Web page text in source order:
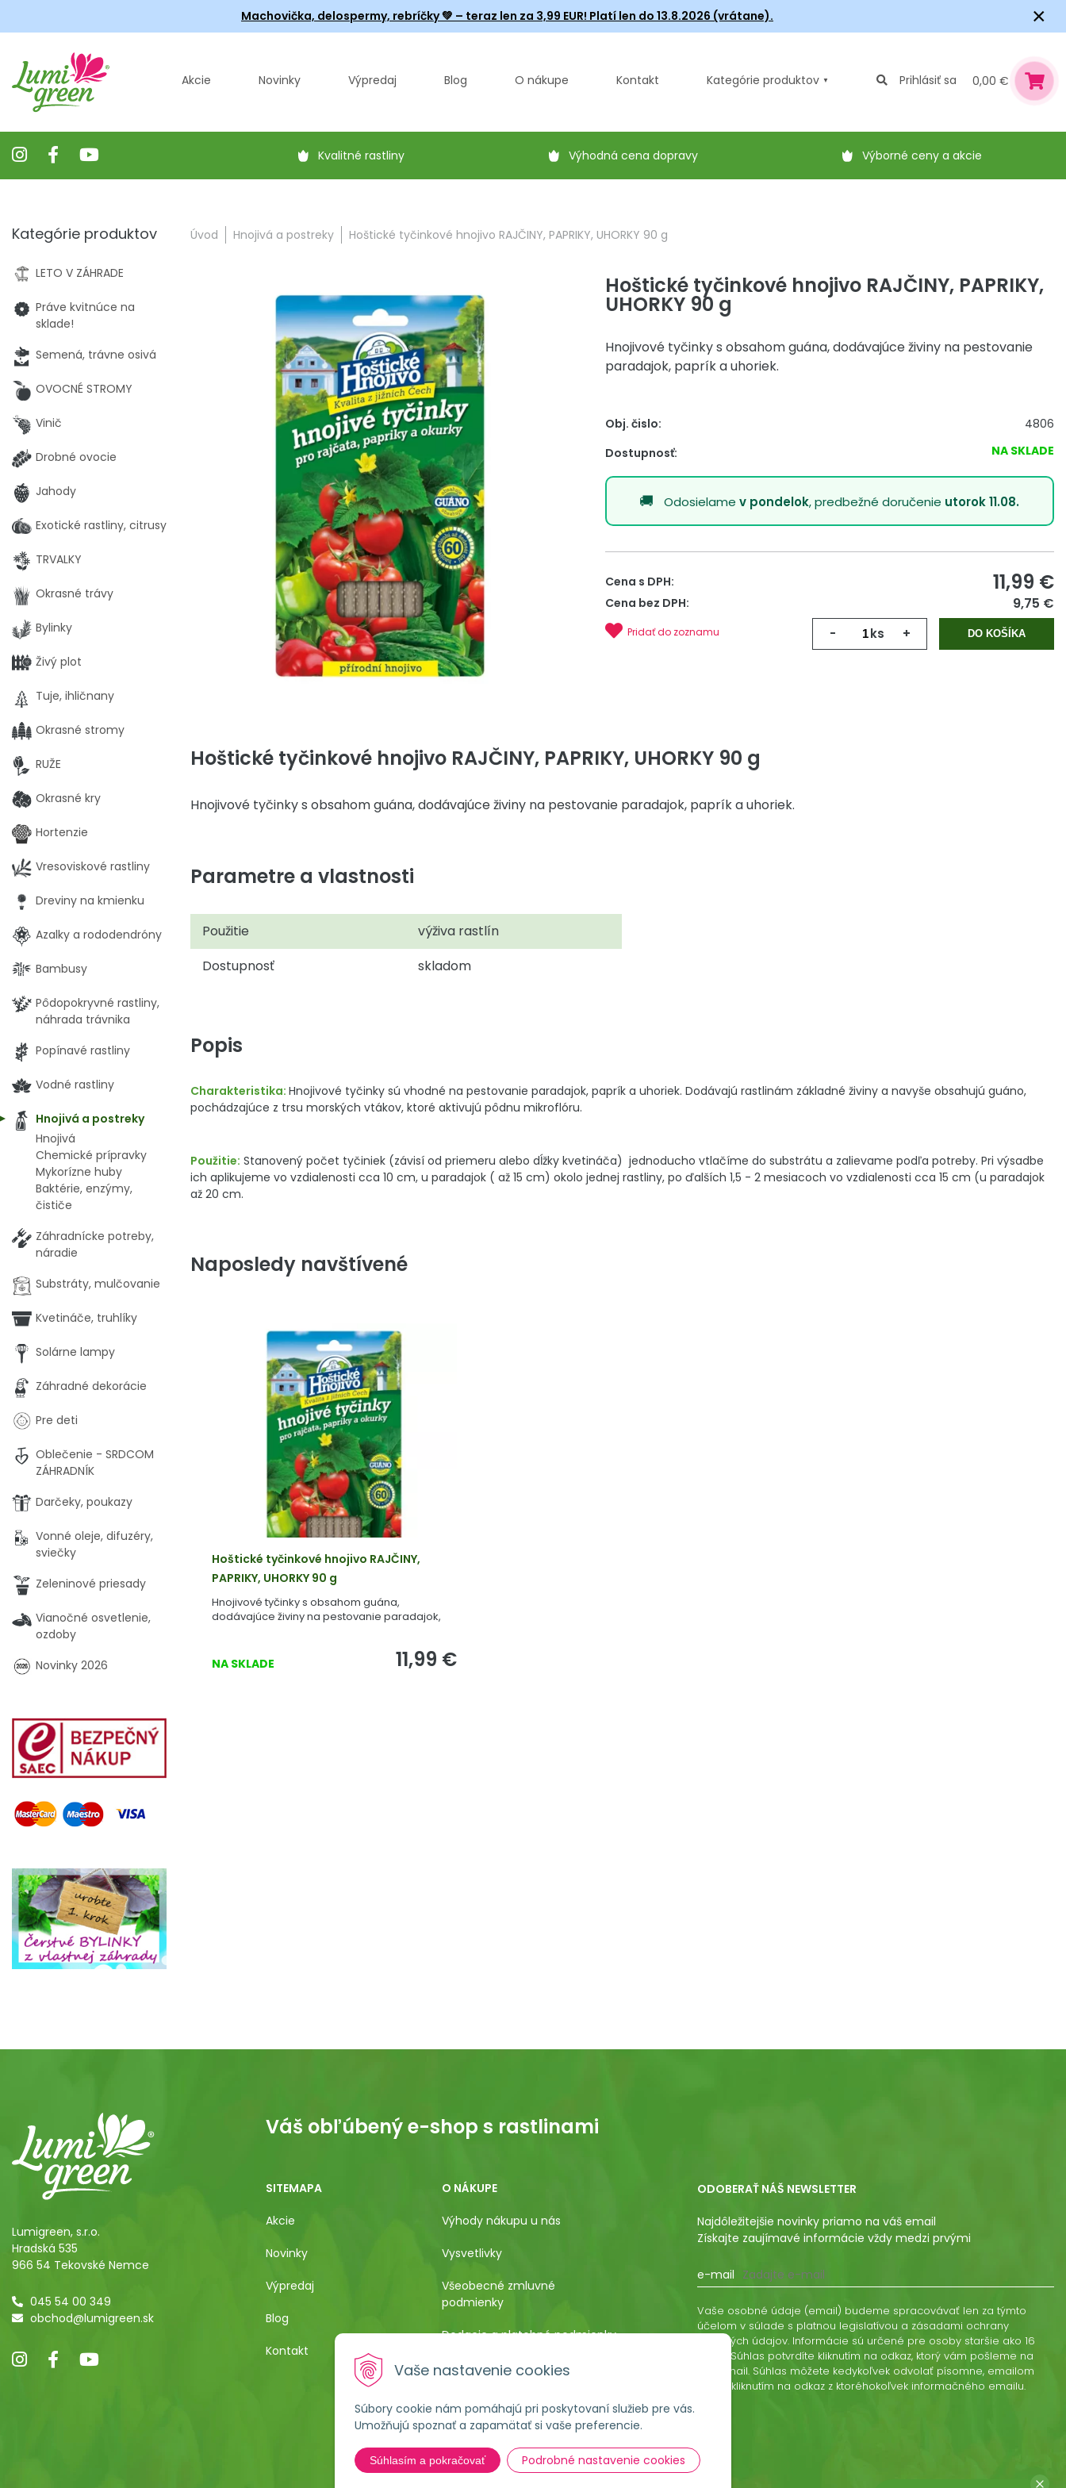
Vaše nastavenie cookies
Súbory cookie nám pomáhajú pri poskytovaní služieb pre vás.
Umožňujú spoznať a zapamätať si vaše preferencie.
Súhlasím a pokračovať Podrobné nastavenie cookies
Machovička, delospermy, rebríčky💚 – teraz len za 3,99 EUR! Platí len do 13.8.2026 (vrátane). ×
Akcie Novinky Výpredaj Blog O nákupe Kontakt Kategórie produktov Prihlásiť sa 0,00 €
Kvalitné rastliny Výhodná cena dopravy Výborné ceny a akcie
Úvod Hnojivá a postreky Hoštické tyčinkové hnojivo RAJČINY, PAPRIKY, UHORKY 90 g
Hoštické tyčinkové hnojivo RAJČINY, PAPRIKY,
UHORKY 90 g
Hnojivové tyčinky s obsahom guána, dodávajúce živiny na pestovanie
paradajok, paprík a uhoriek.
Obj. čislo:
4806
Dostupnosť:
NA SKLADE
Odosielamev pondelok, predbežné doručenie utorok 11.08.
Cena s DPH: 11,99 €
Cena bez DPH: 9,75 €
- ks + DO KOŠÍKA
Pridať do zoznamu
Hoštické tyčinkové hnojivo RAJČINY, PAPRIKY, UHORKY 90 g
Hnojivové tyčinky s obsahom guána, dodávajúce živiny na pestovanie paradajok, paprík a uhoriek.
Parametre a vlastnosti
Použitie
výživa rastlín
Dostupnosť
skladom
Popis
Charakteristika: Hnojivové tyčinky sú vhodné na pestovanie paradajok, paprík a uhoriek. Dodávajú rastlinám základné živiny a navyše obsahujú guáno,
pochádzajúce z trsu morských vtákov, ktoré aktivujú pôdnu mikroflóru.
Použitie: Stanovený počet tyčiniek (závisí od priemeru alebo dĺžky kvetináča) jednoducho vtlačíme do substrátu a zalievame podľa potreby. Pri výsadbe
ich aplikujeme vo vzdialenosti cca 10 cm, u paradajok ( až 15 cm) okolo jednej rastliny, po ďalších 1,5 - 2 mesiacoch vo vzdialenosti cca 15 cm (u paradajok
až 20 cm.
Naposledy navštívené
Hoštické tyčinkové hnojivo RAJČINY,
PAPRIKY, UHORKY 90 g
Hnojivové tyčinky s obsahom guána,
dodávajúce živiny na pestovanie paradajok,
NA SKLADE 11,99 €
Kategórie produktov
LETO V ZÁHRADE
Práve kvitnúce na
sklade!
Semená, trávne osivá
OVOCNÉ STROMY
Vinič
Drobné ovocie
Jahody
Exotické rastliny, citrusy
TRVALKY
Okrasné trávy
Bylinky
Živý plot
Tuje, ihličnany
Okrasné stromy
RUŽE
Okrasné kry
Hortenzie
Vresoviskové rastliny
Dreviny na kmienku
Azalky a rododendróny
Bambusy
Pôdopokryvné rastliny,
náhrada trávnika
Popínavé rastliny
Vodné rastliny
Hnojivá a postreky
Hnojivá
Chemické prípravky
Mykorízne huby
Baktérie, enzýmy,
čističe
Záhradnícke potreby,
náradie
Substráty, mulčovanie
Kvetináče, truhlíky
Solárne lampy
Záhradné dekorácie
Pre deti
Oblečenie - SRDCOM
ZÁHRADNÍK
Darčeky, poukazy
Vonné oleje, difuzéry,
sviečky
Zeleninové priesady
Vianočné osvetlenie,
ozdoby
Novinky 2026
Lumigreen, s.r.o.
Hradská 535
966 54 Tekovské Nemce
045 54 00 349
obchod@lumigreen.sk
Váš obľúbený e-shop s rastlinami
SITEMAPA
Akcie
Novinky
Výpredaj
Blog
Kontakt
O NÁKUPE
Výhody nákupu u nás
Vysvetlivky
Všeobecné zmluvné
podmienky
Dodacie a platobné podmienky
Pestovateľský manuál
Poučenie o uplatnení práva
kupujúceho na odstúpenie od
kúpnej zmluvy
Formulár na ostúpenie od
ODOBERAŤ NÁŠ NEWSLETTER
Najdôležitejšie novinky priamo na váš email
Získajte zaujímavé informácie vždy medzi prvými
e-mail
Vaše osobné údaje (email) budeme spracovávať len za týmto
účelom v súlade s platnou legislatívou a zásadami ochrany
osobných údajov. Informácie sú určené pre osoby staršie ako 16
rokov. Súhlas potvrdíte kliknutím na odkaz, ktorý vám pošleme na
váš email. Súhlas môžete kedykoľvek odvolať písomne, emailom
alebo kliknutím na odkaz z ktoréhokoľvek informačného emailu.